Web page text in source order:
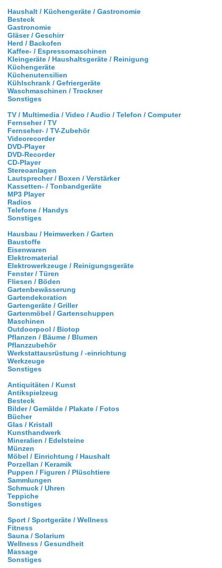
Haushalt / Küchengeräte / Gastronomie
Besteck
Gastronomie
Gläser / Geschirr
Herd / Backofen
Kaffee- / Espressomaschinen
Kleingeräte / Haushaltsgeräte / Reinigung
Küchengeräte
Küchenutensilien
Kühlschrank / Gefriergeräte
Waschmaschinen / Trockner
Sonstiges
TV / Multimedia / Video / Audio / Telefon / Computer
Fernseher / TV
Fernseher- / TV-Zubehör
Videorecorder
DVD-Player
DVD-Recorder
CD-Player
Stereoanlagen
Lautsprecher / Boxen / Verstärker
Kassetten- / Tonbandgeräte
MP3 Player
Radios
Telefone / Handys
Sonstiges
Hausbau / Heimwerken / Garten
Baustoffe
Eisenwaren
Elektromaterial
Elektrowerkzeuge / Reinigungsgeräte
Fenster / Türen
Fliesen / Böden
Gartenbewässerung
Gartendekoration
Gartengeräte / Griller
Gartenmöbel / Gartenschuppen
Maschinen
Outdoorpool / Biotop
Pflanzen / Bäume / Blumen
Pflanzzubehör
Werkstattausrüstung / -einrichtung
Werkzeuge
Sonstiges
Antiquitäten / Kunst
Antikspielzeug
Besteck
Bilder / Gemälde / Plakate / Fotos
Bücher
Glas / Kristall
Kunsthandwerk
Mineralien / Edelsteine
Münzen
Möbel / Einrichtung / Haushalt
Porzellan / Keramik
Puppen / Figuren / Plüschtiere
Sammlungen
Schmuck / Uhren
Teppiche
Sonstiges
Sport / Sportgeräte / Wellness
Fitness
Sauna / Solarium
Wellness / Gesundheit
Massage
Sonstiges